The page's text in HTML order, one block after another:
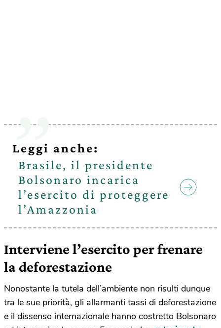
Leggi anche:
Brasile, il presidente
Bolsonaro incarica
l’esercito di proteggere
l’Amazzonia
Interviene l’esercito per frenare
la deforestazione
Nonostante la tutela dell’ambiente non risulti dunque
tra le sue priorità, gli allarmanti tassi di deforestazione
e il dissenso internazionale hanno costretto Bolsonaro